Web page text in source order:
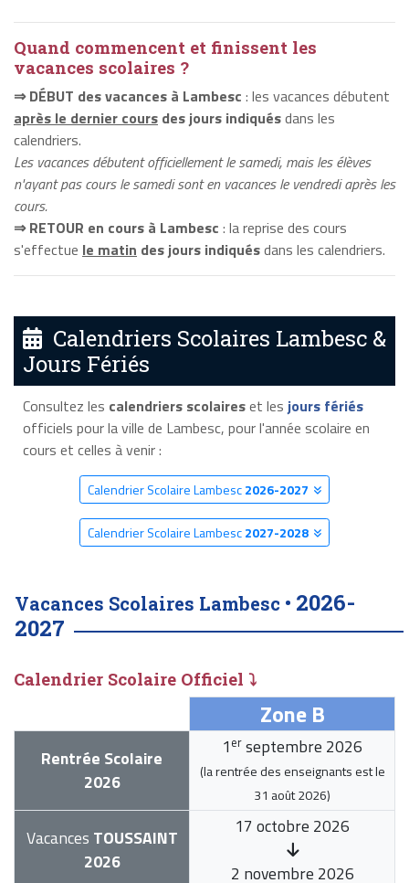
Quand commencent et finissent les
vacances scolaires ?
⇒ DÉBUT des vacances à Lambesc : les vacances débutent
après le dernier cours des jours indiquésdans les
calendriers.
Les vacances débutent officiellement le samedi, mais les élèves
n'ayant pas cours le samedi sont en vacances le vendredi après les
cours.
⇒ RETOUR en cours à Lambesc : la reprise des cours
s'effectue le matin des jours indiquésdans les calendriers.
Calendriers Scolaires Lambesc &
Jours Fériés
Consultez les calendriers scolaireset les jours fériés
officiels pour la ville de Lambesc, pour l'année scolaire en
cours et celles à venir :
Calendrier Scolaire Lambesc2026-2027
Calendrier Scolaire Lambesc2027-2028
Vacances Scolaires Lambesc • 2026-
2027
Calendrier Scolaire Officiel ⤵
Zone B
Rentrée Scolaire
2026
1 er septembre 2026
(la rentrée des enseignants est le
31 août 2026)
Vacances TOUSSAINT
2026
17 octobre 2026
2 novembre 2026